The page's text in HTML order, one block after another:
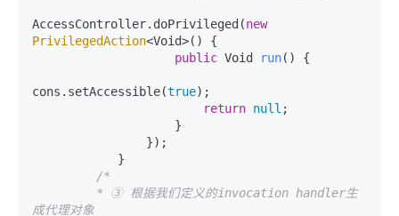
AccessController.doPrivileged(new
PrivilegedAction<Void>() {
public Void run() {
cons.setAccessible(true);
return null ;
/*
* ③ 根据我们定义的invocation handler生
成代理对象